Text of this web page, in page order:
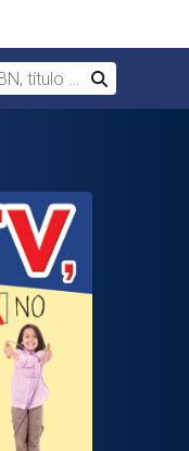
título o autor
Buscar